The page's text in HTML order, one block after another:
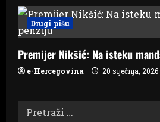
Drugi pišu
Premijer Nikšić: Na isteku
e-Hercegovina 20 siječnja, 2026
Pretraži: